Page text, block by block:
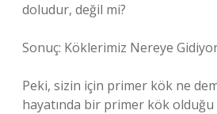
doludur, değil mi?
Sonuç: Köklerimiz Nereye
Peki, sizin için primer kök ne
hayatında bir primer kök olduğu